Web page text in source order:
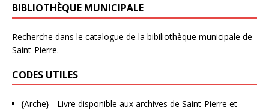
BIBLIOTHÈQUE MUNICIPALE
Recherche dans le catalogue de la bibiliothèque municipale de
Saint-Pierre.
CODES UTILES
{Arche} - Livre disponible aux archives de Saint-Pierre et